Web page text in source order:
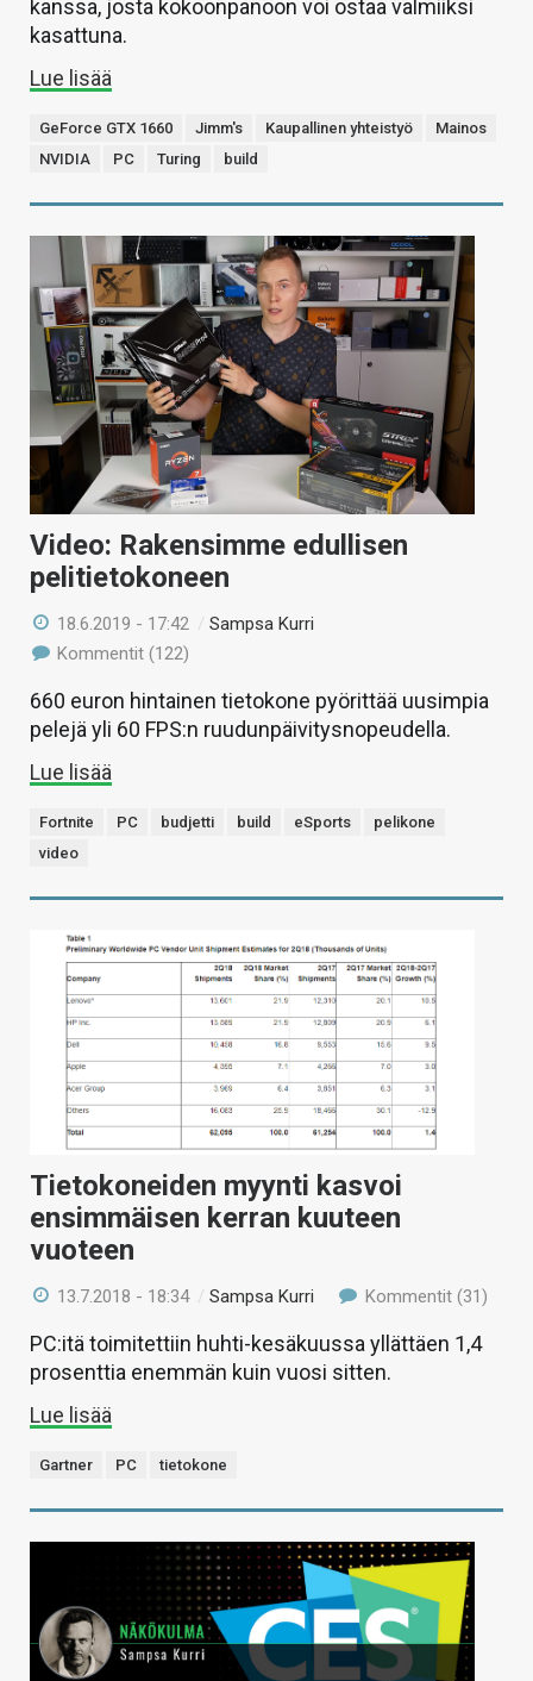
kanssa, josta kokoonpanoon voi ostaa valmiiksi
kasattuna.
Lue lisää
GeForce GTX 1660 Jimm's Kaupallinen yhteistyö
Mainos
NVIDIA
PC Turing build
Video: Rakensimme edullisen
pelitietokoneen
18.6.2019 - 17:42 /Sampsa Kurri
Kommentit (122)
660 euron hintainen tietokone pyörittää uusimpia
pelejä yli 60 FPS:n ruudunpäivitysnopeudella.
Lue lisää
Fortnite PC budjetti build eSports
pelikone
video
Tietokoneiden myynti kasvoi
ensimmäisen kerran kuuteen
vuoteen
13.7.2018 - 18:34 /Sampsa Kurri Kommentit (31)
PC:itä toimitettiin huhti-kesäkuussa yllättäen 1,4
prosenttia enemmän kuin vuosi sitten.
Lue lisää
Gartner PC tietokone